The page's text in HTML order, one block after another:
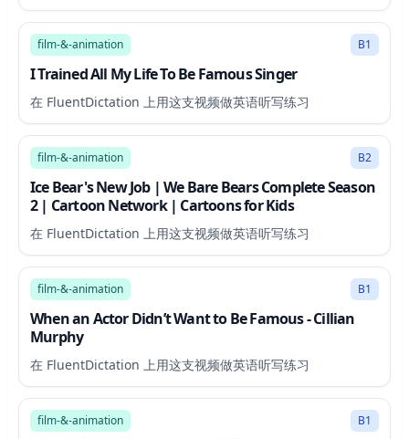
14:44
film-&-animation B1
I Trained All My Life To Be Famous Singer
在 FluentDictation 上用这支视频做英语听写练习
79:48
film-&-animation B2
Ice Bear's New Job | We Bare Bears Complete Season
2 | Cartoon Network | Cartoons for Kids
在 FluentDictation 上用这支视频做英语听写练习
20:48
film-&-animation B1
When an Actor Didn’t Want to Be Famous - Cillian
Murphy
在 FluentDictation 上用这支视频做英语听写练习
17:32
film-&-animation B1